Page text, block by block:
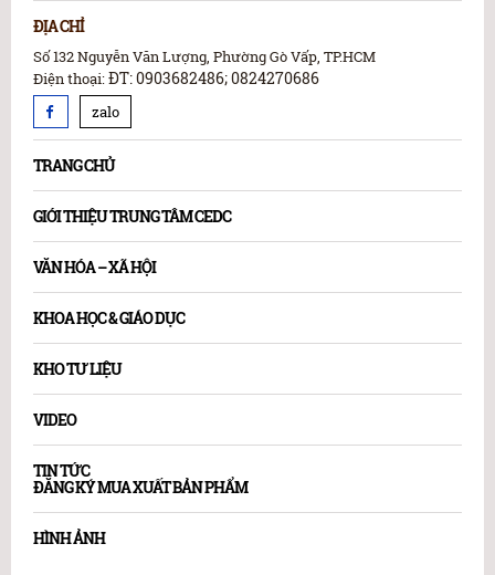
ĐỊA CHỈ
Số 132 Nguyễn Văn Lượng, Phường Gò Vấp, TP.HCM
Điện thoại:ĐT: 0903682486; 0824270686
zalo
TRANG CHỦ
GIỚI THIỆU TRUNG TÂM CEDC
VĂN HÓA – XÃ HỘI
KHOA HỌC & GIÁO DỤC
KHO TƯ LIỆU
VIDEO
TIN TỨC
ĐĂNG KÝ MUA XUẤT BẢN PHẨM
HÌNH ẢNH